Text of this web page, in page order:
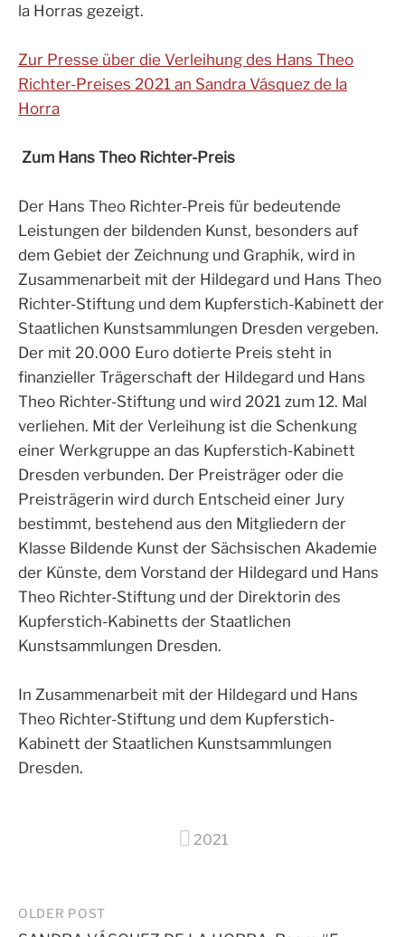
la Horras gezeigt.
Zur Presse über die Verleihung des Hans Theo
Richter-Preises 2021 an Sandra Vásquez de la
Horra
Zum Hans Theo Richter-Preis
Der Hans Theo Richter-Preis für bedeutende
Leistungen der bildenden Kunst, besonders auf
dem Gebiet der Zeichnung und Graphik, wird in
Zusammenarbeit mit der Hildegard und Hans Theo
Richter-Stiftung und dem Kupferstich-Kabinett der
Staatlichen Kunstsammlungen Dresden vergeben.
Der mit 20.000 Euro dotierte Preis steht in
finanzieller Trägerschaft der Hildegard und Hans
Theo Richter-Stiftung und wird 2021 zum 12. Mal
verliehen. Mit der Verleihung ist die Schenkung
einer Werkgruppe an das Kupferstich-Kabinett
Dresden verbunden. Der Preisträger oder die
Preisträgerin wird durch Entscheid einer Jury
bestimmt, bestehend aus den Mitgliedern der
Klasse Bildende Kunst der Sächsischen Akademie
der Künste, dem Vorstand der Hildegard und Hans
Theo Richter-Stiftung und der Direktorin des
Kupferstich-Kabinetts der Staatlichen
Kunstsammlungen Dresden.
In Zusammenarbeit mit der Hildegard und Hans
Theo Richter-Stiftung und dem Kupferstich-
Kabinett der Staatlichen Kunstsammlungen
Dresden.
2021
Post
OLDER POST